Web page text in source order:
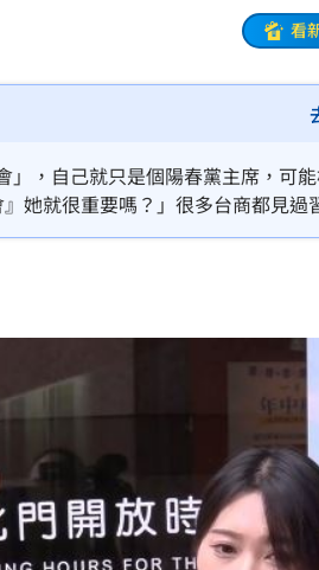
看
，自己就只是個陽春黨主席，可
她就很重要嗎？」很多台商都見過
近平就給自己貼金，變得超級重要